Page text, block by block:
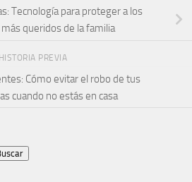
Tecnología para proteger a los
queridos de la familia
HISTORIA PREVIA
Cómo evitar el robo de tus
cuando no estás en casa